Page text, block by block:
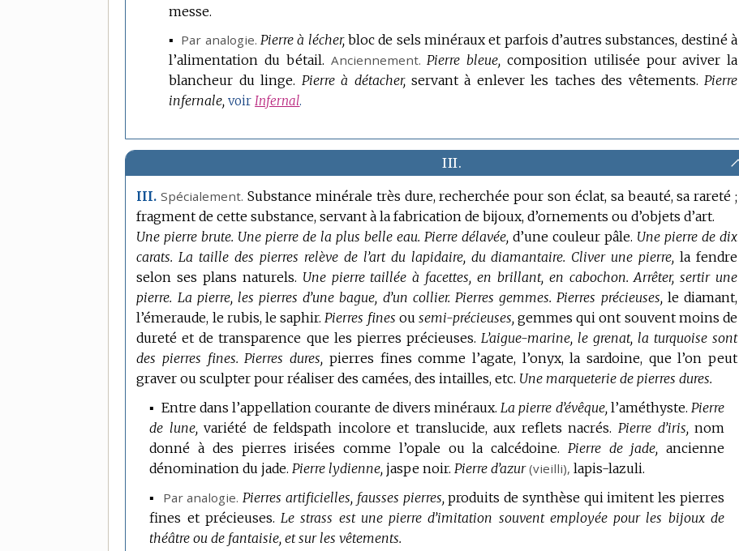
messe.
▪ Par analogie. Pierre à lécher, bloc de sels minéraux et parfois d’autres substances, destiné à
l’alimentation du bétail. Anciennement. Pierre bleue, composition utilisée pour aviver la
blancheur du linge. Pierre à détacher, servant à enlever les taches des vêtements. Pierre
infernale, voirInfernal.
III.
III. Spécialement. Substance minérale très dure, recherchée pour son éclat, sa beauté, sa rareté ;
fragment de cette substance, servant à la fabrication de bijoux, d’ornements ou d’objets d’art.
Une pierre brute. Une pierre de la plus belle eau. Pierre délavée, d’une couleur pâle. Une pierre de dix
carats. La taille des pierres relève de l’art du lapidaire, du diamantaire. Cliver une pierre, la fendre
selon ses plans naturels. Une pierre taillée à facettes, en brillant, en cabochon. Arrêter, sertir une
pierre. La pierre, les pierres d’une bague, d’un collier. Pierres gemmes. Pierres précieuses, le diamant,
l’émeraude, le rubis, le saphir. Pierres fines ou semi-précieuses, gemmes qui ont souvent moins de
dureté et de transparence que les pierres précieuses. L’aigue-marine, le grenat, la turquoise sont
des pierres fines. Pierres dures, pierres fines comme l’agate, l’onyx, la sardoine, que l’on peut
graver ou sculpter pour réaliser des camées, des intailles, etc. Une marqueterie de pierres dures.
▪ Entre dans l’appellation courante de divers minéraux. La pierre d’évêque, l’améthyste. Pierre
de lune, variété de feldspath incolore et translucide, aux reflets nacrés. Pierre d’iris, nom
donné à des pierres irisées comme l’opale ou la calcédoine. Pierre de jade, ancienne
dénomination du jade. Pierre lydienne, jaspe noir. Pierre d’azur (vieilli), lapis-lazuli.
▪ Par analogie. Pierres artificielles, fausses pierres, produits de synthèse qui imitent les pierres
fines et précieuses. Le strass est une pierre d’imitation souvent employée pour les bijoux de
théâtre ou de fantaisie, et sur les vêtements.